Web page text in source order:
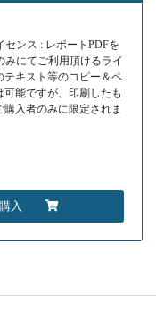
センス : レポートPDFを
みにてご利用頂けるライ
テキスト等のコピー＆ペ
可能ですが、印刷したも
入者のみに限定されま
入